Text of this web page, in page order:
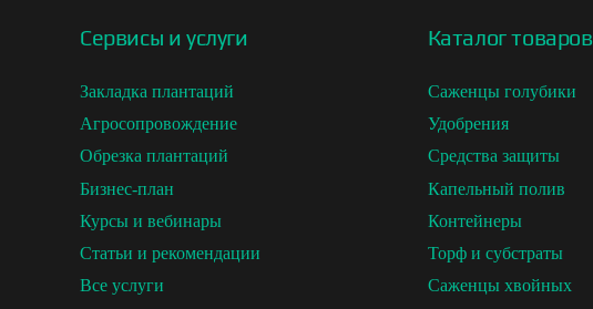
Сервисы и услуги
Закладка плантаций
Агросопровождение
Обрезка плантаций
Бизнес-план
Курсы и вебинары
Статьи и рекомендации
Все услуги
Каталог товаров
Саженцы голубики
Удобрения
Средства защиты
Капельный полив
Контейнеры
Торф и субстраты
Саженцы хвойных